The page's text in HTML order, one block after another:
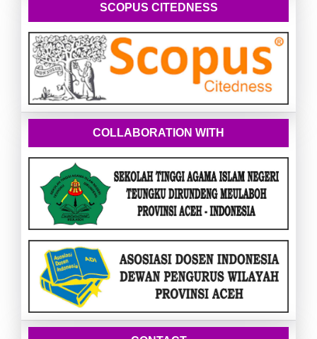
SCOPUS CITEDNESS
COLLABORATION WITH